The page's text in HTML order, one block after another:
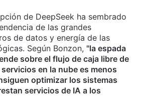
de DeepSeek ha sembrado
de las grandes
de datos y energía de las
Según Bonzon, "la espada
sobre el flujo de caja libre de
en la nube es menos
optimizar los sistemas
servicios de IA a los